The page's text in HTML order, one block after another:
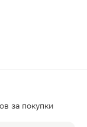
за покупки